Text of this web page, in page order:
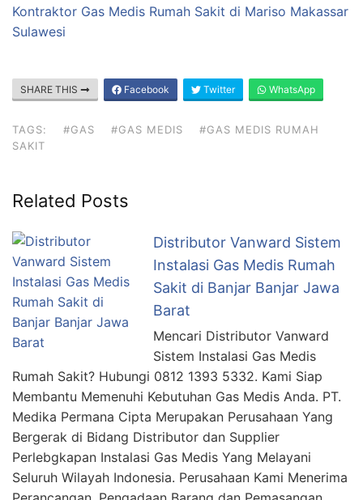
Kontraktor Gas Medis Rumah Sakit di Mariso Makassar
Sulawesi
SHARE THIS Facebook Twitter WhatsApp
TAGS: #GAS #GAS MEDIS
#GAS MEDIS RUMAH
SAKIT
Related Posts
Distributor Vanward Sistem
Instalasi Gas Medis Rumah
Sakit di Banjar Banjar Jawa
Barat
Mencari Distributor Vanward
Sistem Instalasi Gas Medis
Rumah Sakit? Hubungi 0812 1393 5332. Kami Siap
Membantu Memenuhi Kebutuhan Gas Medis Anda. PT.
Medika Permana Cipta Merupakan Perusahaan Yang
Bergerak di Bidang Distributor dan Supplier
Perlebgkapan Instalasi Gas Medis Yang Melayani
Seluruh Wilayah Indonesia. Perusahaan Kami Menerima